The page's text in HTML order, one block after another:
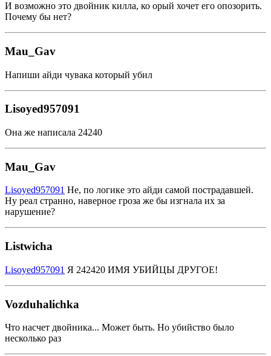
И возможно это двойник килла, ко орый хочет его опозорить.
Почему бы нет?
Mau_Gav
Напиши айди чувака который убил
Lisoyed957091
Она же написала 24240
Mau_Gav
Lisoyed957091 Не, по логике это айди самой пострадавшей.
Ну реал странно, наверное гроза же бы изгнала их за
нарушение?
Listwicha
Lisoyed957091 Я 242420 ИМЯ УБИЙЦЫ ДРУГОЕ!
Vozduhalichka
Что насчет двойника... Может быть. Но убийство было
несколько раз